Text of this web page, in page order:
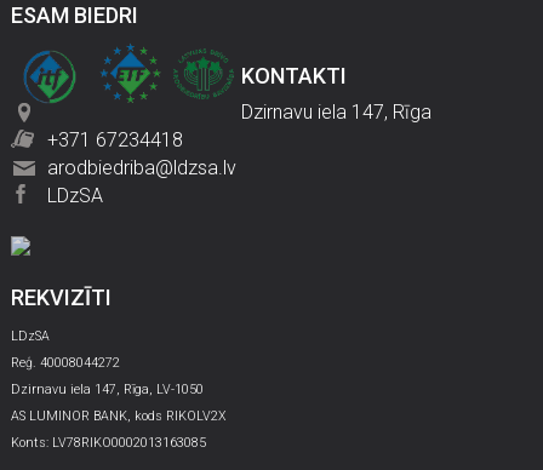
ESAM BIEDRI
KONTAKTI
Dzirnavu iela 147, Rīga
+371 67234418
arodbiedriba@ldzsa.lv
LDzSA
REKVIZĪTI
LDzSA
Reģ. 40008044272
Dzirnavu iela 147, Rīga, LV-1050
AS LUMINOR BANK, kods RIKOLV2X
Konts: LV78RIKO0002013163085